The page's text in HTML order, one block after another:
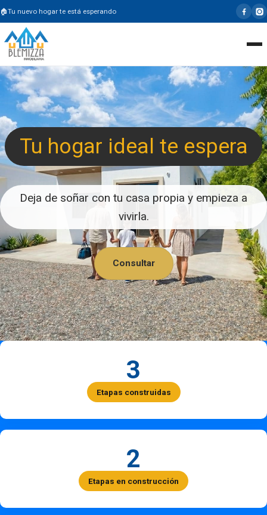
Tu nuevo hogar te está esperando
Tu hogar ideal te espera
Deja de soñar con tu casa propia y empieza a
vivirla.
Consultar
3
Etapas construidas
2
Etapas en construcción